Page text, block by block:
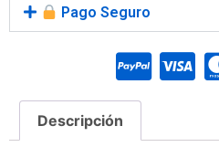
Pago Seguro
Descripción